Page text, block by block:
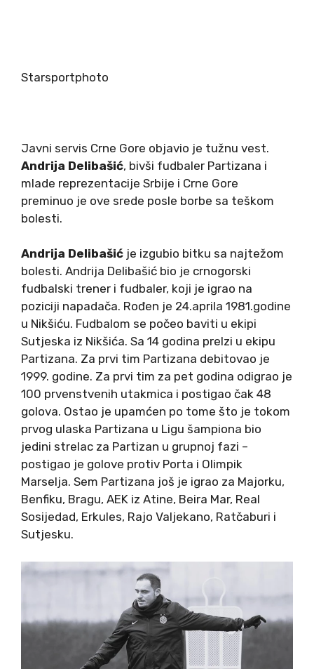
Starsportphoto
Javni servis Crne Gore objavio je tužnu vest.
Andrija Delibašić, bivši fudbaler Partizana i
mlade reprezentacije Srbije i Crne Gore
preminuo je ove srede posle borbe sa teškom
bolesti.
Andrija Delibašić je izgubio bitku sa najtežom
bolesti. Andrija Delibašić bio je crnogorski
fudbalski trener i fudbaler, koji je igrao na
poziciji napadača. Rođen je 24.aprila 1981.godine
u Nikšiću. Fudbalom se počeo baviti u ekipi
Sutjeska iz Nikšića. Sa 14 godina prelzi u ekipu
Partizana. Za prvi tim Partizana debitovao je
1999. godine. Za prvi tim za pet godina odigrao je
100 prvenstvenih utakmica i postigao čak 48
golova. Ostao je upamćen po tome što je tokom
prvog ulaska Partizana u Ligu šampiona bio
jedini strelac za Partizan u grupnoj fazi –
postigao je golove protiv Porta i Olimpik
Marselja. Sem Partizana još je igrao za Majorku,
Benfiku, Bragu, AEK iz Atine, Beira Mar, Real
Sosijedad, Erkules, Rajo Valjekano, Ratčaburi i
Sutjesku.